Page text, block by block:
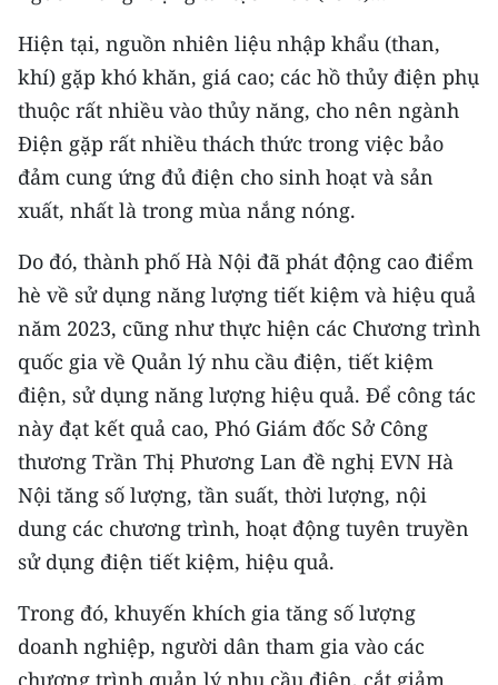
中文
FRANÇAIS
РУССКИЙ
ESPAÑOL
한국어
Hiện tại, nguồn nhiên liệu nhập khẩu (than,
khí) gặp khó khăn, giá cao; các hồ thủy điện phụ
thuộc rất nhiều vào thủy năng, cho nên ngành
Điện gặp rất nhiều thách thức trong việc bảo
đảm cung ứng đủ điện cho sinh hoạt và sản
xuất, nhất là trong mùa nắng nóng.
Do đó, thành phố Hà Nội đã phát động cao điểm
hè về sử dụng năng lượng tiết kiệm và hiệu quả
năm 2023, cũng như thực hiện các Chương trình
quốc gia về Quản lý nhu cầu điện, tiết kiệm
điện, sử dụng năng lượng hiệu quả. Để công tác
này đạt kết quả cao, Phó Giám đốc Sở Công
thương Trần Thị Phương Lan đề nghị EVN Hà
Nội tăng số lượng, tần suất, thời lượng, nội
dung các chương trình, hoạt động tuyên truyền
sử dụng điện tiết kiệm, hiệu quả.
Trong đó, khuyến khích gia tăng số lượng
doanh nghiệp, người dân tham gia vào các
chương trình quản lý nhu cầu điện, cắt giảm